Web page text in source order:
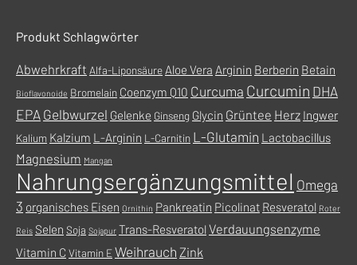
geöffnet
Produkt Schlagwörter
Abwehrkraft Alfa-Liponsäure Aloe Vera Arginin Berberin Betain
Bioflavonoide Bromelain Coenzym Q10 Curcuma Curcumin DHA
EPA Gelbwurzel Gelenke Ginseng Glycin Grüntee Herz Ingwer
Kalium Kalzium L-Arginin L-Carnitin L-Glutamin Lactobacillus
Magnesium Mangan
Nahrungsergänzungsmittel Omega
3 organisches Eisen Ornithin Pankreatin Picolinat Resveratol Roter
Reis Selen Soja Sojapur Trans-ResveratolVerdauungsenzyme
Vitamin C Vitamin EWeihrauch Zink